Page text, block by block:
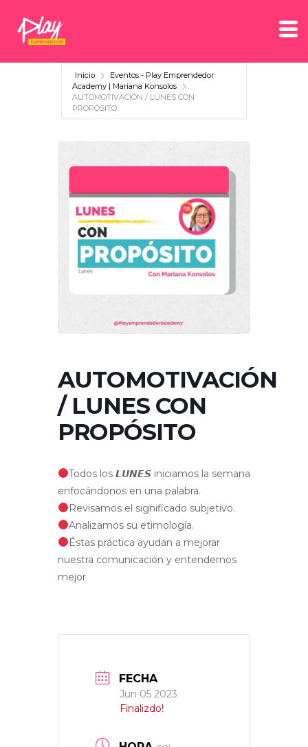
Inicio
Eventos - Play Emprendedor
Academy | Mariana Konsolos
AUTOMOTIVACIÓN / LUNES CON
PROPÓSITO
AUTOMOTIVACIÓN
/ LUNES CON
PROPÓSITO
Todos los 𝙇𝙐𝙉𝙀𝙎 iniciamos la semana
enfocándonos en una palabra.
Revisamos el significado subjetivo.
Analizamos su etimología.
Éstas práctica ayudan a mejorar
nuestra comunicación y entendernos
mejor
FECHA
Jun 05 2023
Finalizdo!